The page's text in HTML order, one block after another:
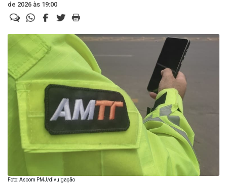
de 2026 às 19:00
Foto: Ascom PMJ/divulgação